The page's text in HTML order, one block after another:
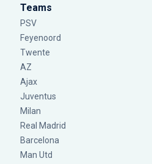
Teams
PSV
Feyenoord
Twente
AZ
Ajax
Juventus
Milan
Real Madrid
Barcelona
Man Utd